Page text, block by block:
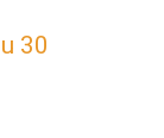
30